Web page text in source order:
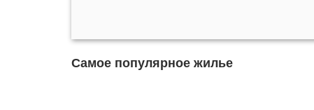
Самое популярное жилье